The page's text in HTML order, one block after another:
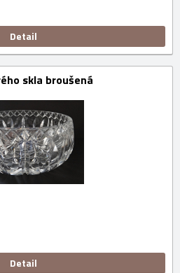
Detail
skla broušená
Detail